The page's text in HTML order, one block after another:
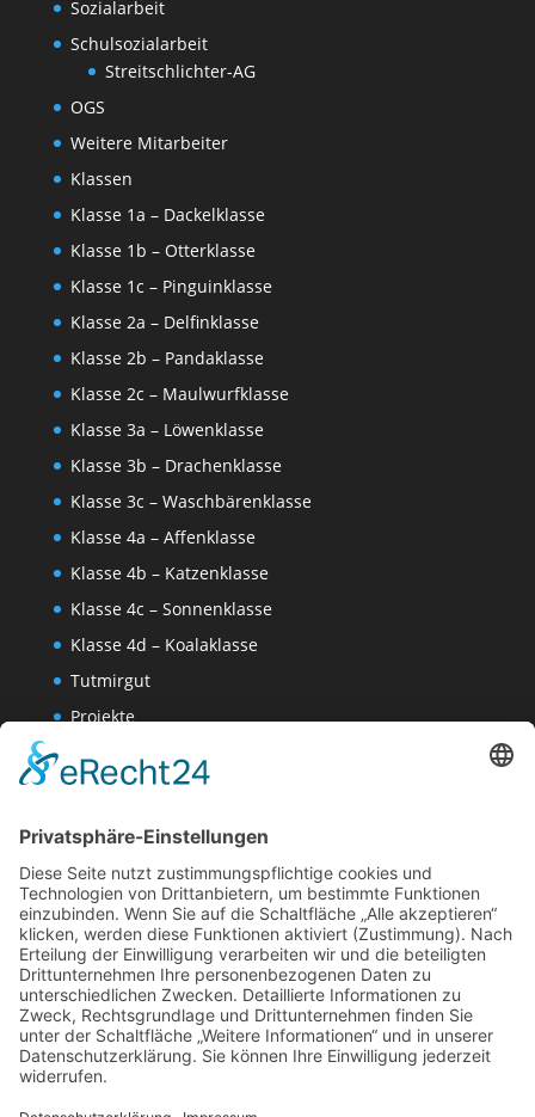
Sozialarbeit
Schulsozialarbeit
Streitschlichter-AG
OGS
Weitere Mitarbeiter
Klassen
Klasse 1a – Dackelklasse
Klasse 1b – Otterklasse
Klasse 1c – Pinguinklasse
Klasse 2a – Delfinklasse
Klasse 2b – Pandaklasse
Klasse 2c – Maulwurfklasse
Klasse 3a – Löwenklasse
Klasse 3b – Drachenklasse
Klasse 3c – Waschbärenklasse
Klasse 4a – Affenklasse
Klasse 4b – Katzenklasse
Klasse 4c – Sonnenklasse
Klasse 4d – Koalaklasse
Tutmirgut
Projekte
Wissenschaften-AG
Datenschutzerklärung
Website Administration